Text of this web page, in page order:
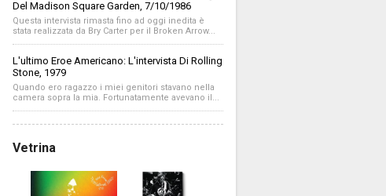
Del Madison Square Garden, 7/10/1986
Questa intervista rimasta fino ad oggi inedita è
stata realizzata da Bry Carter per il Broken Arrow...
L'ultimo Eroe Americano: L'intervista Di Rolling
Stone, 1979
Quando ero ragazzo i miei genitori stavano nella
camera sopra la mia. Fortunatamente avevano il...
Vetrina